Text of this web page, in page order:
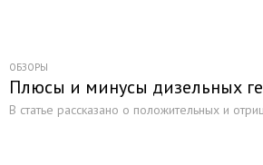
ОБЗОРЫ
Плюсы и минусы дизельных
В статье рассказано о положительных и